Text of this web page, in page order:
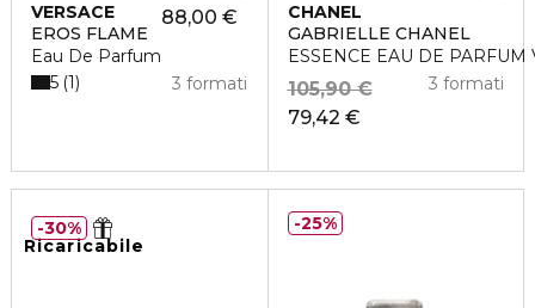
VERSACE
EROS FLAME
Eau De Parfum
88,00 €
3 formati
5 1
CHANEL
GABRIELLE CHANEL
ESSENCE EAU DE
79,42 €
105,90 € 3 formati
Ricaricabile
30% 25%